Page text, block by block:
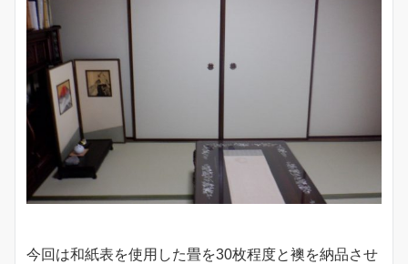
今回は和紙表を使用した畳を30枚程度と襖を納品させ